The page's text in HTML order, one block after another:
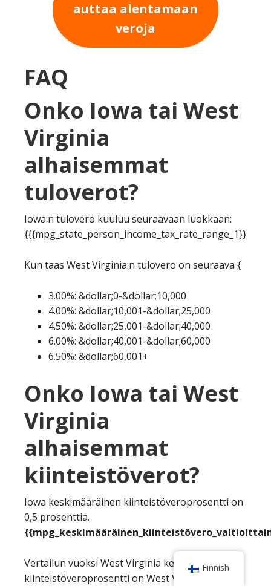
auttaa alentamaan
veroja
FAQ
Onko Iowa tai West
Virginia
alhaisemmat
tuloverot?
Iowa:n tulovero kuuluu seuraavaan luokkaan:
{{{mpg_state_person_income_tax_rate_range_1}}
Kun taas West Virginia:n tulovero on seuraava {
3.00%: &dollar;0-&dollar;10,000
4.00%: &dollar;10,001-&dollar;25,000
4.50%: &dollar;25,001-&dollar;40,000
6.00%: &dollar;40,001-&dollar;60,000
6.50%: &dollar;60,001+
Onko Iowa tai West
Virginia
alhaisemmat
kiinteistöverot?
Iowa keskimääräinen kiinteistöveroprosentti on
0,5 prosenttia.
Vertailun vuoksi West Virginia keskimääräinen
kiinteistöveroprosentti on West Virginia
Finnish